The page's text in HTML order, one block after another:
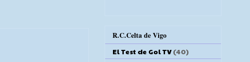
R.C.Celta de Vigo
El Test de Gol TV (40)